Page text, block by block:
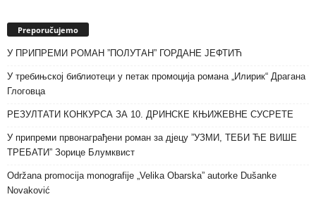
Preporučujemo
У ПРИПРЕМИ РОМАН ”ПОЛУТАН” ГОРДАНЕ ЈЕФТИЋ
У требињској библиотеци у петак промоција романа „Илирик“ Драгана
Глоговца
РЕЗУЛТАТИ КОНКУРСА ЗА 10. ДРИНСКЕ КЊИЖЕВНЕ СУСРЕТЕ
У припреми првонаграђени роман за дјецу ”УЗМИ, ТЕБИ ЋЕ ВИШЕ
ТРЕБАТИ” Зорице Блумквист
Održana promocija monografije „Velika Obarska” autorke Dušanke
Novaković